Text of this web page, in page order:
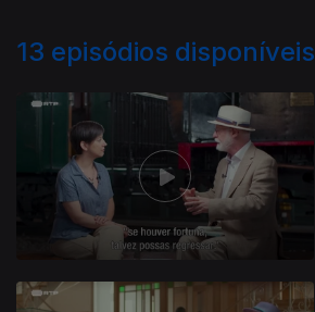
13 episódios disponíveis